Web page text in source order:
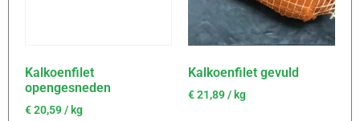
Kalkoenfilet
opengesneden
€20,59/ kg
Kalkoenfilet gevuld
€21,89/ kg